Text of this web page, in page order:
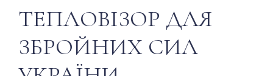
ТЕПЛОВІЗОР ДЛЯ
ЗБРОЙНИХ СИЛ